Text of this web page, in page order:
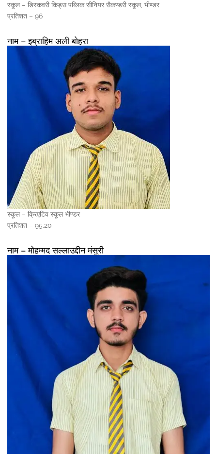
स्कूल – डिस्कवरी किड्स पब्लिक सीनियर सैकण्डरी स्कूल, भीण्डर
प्रतिशत – 96
नाम – इब्राहिम अली बोहरा
स्कूल – क्रिएटिव स्कूल भीण्डर
प्रतिशत – 95.20
नाम – मोहम्मद सल्लाउद्दीन मंसुरी